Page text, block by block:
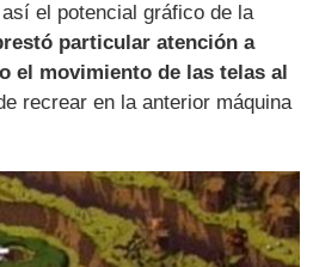
el potencial gráfico de la
particular atención a
el movimiento de las telas al
recrear en la anterior máquina